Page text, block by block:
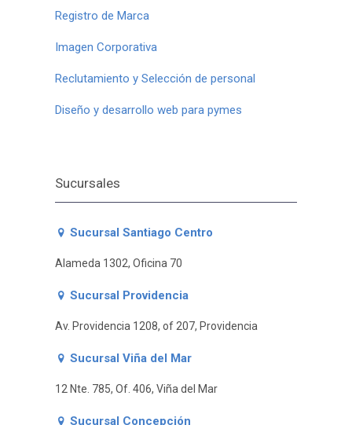
Registro de Marca
Imagen Corporativa
Reclutamiento y Selección de personal
Diseño y desarrollo web para pymes
Sucursales
Sucursal Santiago Centro
Alameda 1302, Oficina 70
Sucursal Providencia
Av. Providencia 1208, of 207, Providencia
Sucursal Viña del Mar
12 Nte. 785, Of. 406, Viña del Mar
Sucursal Concepción